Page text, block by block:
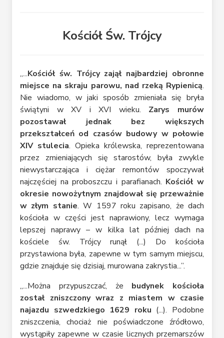
Kościół Św. Trójcy
„...Kościół św. Trójcy zajął najbardziej obronne
miejsce na skraju parowu, nad rzeką Rypienicą.
Nie wiadomo, w jaki sposób zmieniała się bryła
świątyni w XV i XVI wieku. Zarys murów
pozostawał jednak bez większych
przekształceń od czasów budowy w połowie
XIV stulecia. Opieka królewska, reprezentowana
przez zmieniających się starostów, była zwykle
niewystarczająca i ciężar remontów spoczywał
najczęściej na proboszczu i parafianach. Kościół w
okresie nowożytnym znajdował się przeważnie
w złym stanie. W 1597 roku zapisano, że dach
kościoła w części jest naprawiony, lecz wymaga
lepszej naprawy – w kilka lat później dach na
kościele św. Trójcy runął (...) Do kościoła
przystawiona była, zapewne w tym samym miejscu,
gdzie znajduje się dzisiaj, murowana zakrystia...”.
„...Można przypuszczać, że budynek kościoła
został zniszczony wraz z miastem w czasie
najazdu szwedzkiego 1629 roku (...). Podobne
zniszczenia, chociaż nie poświadczone źródłowo,
wystąpiły zapewne w czasie licznych przemarszów